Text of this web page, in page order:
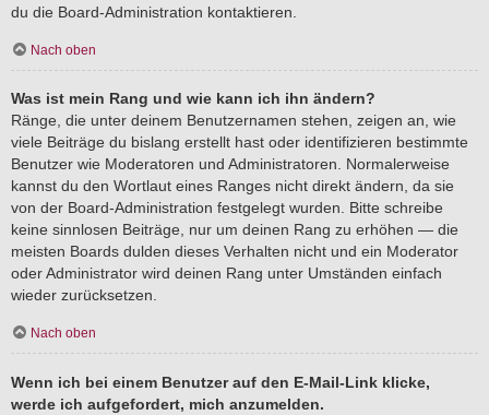
du die Board-Administration kontaktieren.
Nach oben
Was ist mein Rang und wie kann ich ihn ändern?
Ränge, die unter deinem Benutzernamen stehen, zeigen an, wie
viele Beiträge du bislang erstellt hast oder identifizieren bestimmte
Benutzer wie Moderatoren und Administratoren. Normalerweise
kannst du den Wortlaut eines Ranges nicht direkt ändern, da sie
von der Board-Administration festgelegt wurden. Bitte schreibe
keine sinnlosen Beiträge, nur um deinen Rang zu erhöhen — die
meisten Boards dulden dieses Verhalten nicht und ein Moderator
oder Administrator wird deinen Rang unter Umständen einfach
wieder zurücksetzen.
Nach oben
Wenn ich bei einem Benutzer auf den E-Mail-Link klicke,
werde ich aufgefordert, mich anzumelden.